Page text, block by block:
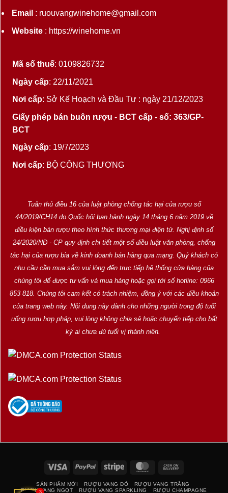
Email : ruouvangwinehome@gmail.com
Website: https://winehome.vn
Mã số thuế: 0109826732
Ngày cấp: 22/11/2021
Nơi cấp: Sở Kế Hoạch và Đầu Tư : ngày 21/12/2023
Giấy phép bán buôn rượu - BCT cấp - số: 363/GP-
BCT
Ngày cấp: 19/7/2023
Nơi cấp: BỘ CÔNG THƯƠNG
Tuân thủ điều 16 của luật phòng chống tác hại của rượu số
44/2019/CH14 do Quốc hội ban hành ngày 14 tháng 6 năm 2019 về
điều kiện bán rượu theo hình thức thương mại điện tử. Nghị định số
24/2020/NĐ - CP quy định chi tiết một số điều luật văn phòng, chống
tác hại của rượu bia về kinh doanh bán hàng qua mạng. Quý khách có
nhu cầu cần mua sắm vui lòng đến trực tiếp hệ thống cửa hàng của
chúng tôi để được tư vấn và mua hàng hoặc gọi tới số hotline: 0966
853 818. Chúng tôi cam kết có trách nhiệm, đồng ý với các điều khoản
của trang web này. Nội dung này dành cho những người trong độ tuổi
uống rượu hợp pháp, vui lòng không chia sẻ hoặc chuyển tiếp cho bất
kỳ ai chưa đủ tuổi vị thành niên.
Visa PayPal Stripe MasterCard
Delivery
SẢN PHẨM MỚI RƯỢU VANG ĐỎ
RƯỢU VANG TRẮNG
RƯỢU VANG NGỌT
RƯỢU VANG SPARKLING RƯỢU CHAMPAGNE
3